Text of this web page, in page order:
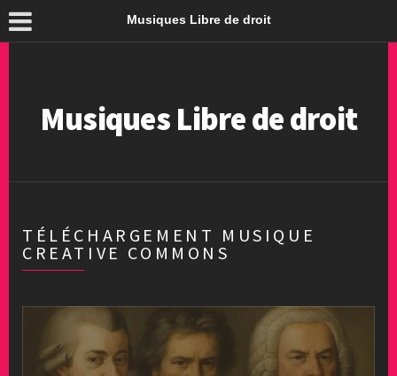
Musiques Libre de droit
Musiques Libre de droit
TÉLÉCHARGEMENT MUSIQUE
CREATIVE COMMONS